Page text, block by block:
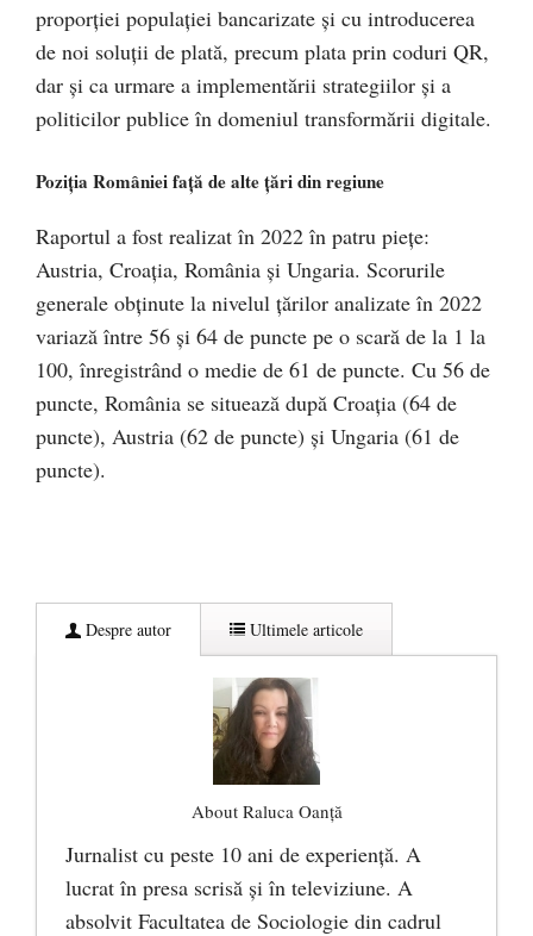
proporției populației bancarizate și cu introducerea
de noi soluții de plată, precum plata prin coduri QR,
dar și ca urmare a implementării strategiilor şi a
politicilor publice în domeniul transformării digitale.
Poziția României față de alte țări din regiune
Raportul a fost realizat în 2022 în patru piețe:
Austria, Croația, România și Ungaria. Scorurile
generale obținute la nivelul țărilor analizate în 2022
variază între 56 și 64 de puncte pe o scară de la 1 la
100, înregistrând o medie de 61 de puncte. Cu 56 de
puncte, România se situează după Croația (64 de
puncte), Austria (62 de puncte) și Ungaria (61 de
puncte).
Despre autor Ultimele articole
About Raluca Oanță
Jurnalist cu peste 10 ani de experiență. A
lucrat în presa scrisă și în televiziune. A
absolvit Facultatea de Sociologie din cadrul